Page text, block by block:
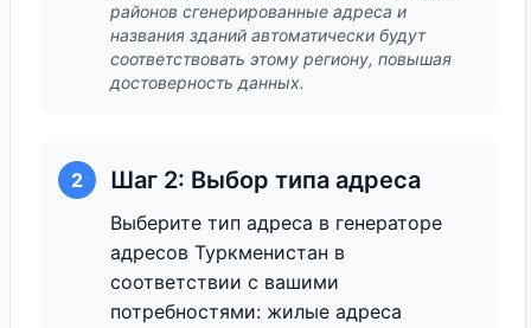
районов сгенерированные адреса и
названия зданий автоматически будут
соответствовать этому региону, повышая
достоверность данных.
2 Шаг 2: Выбор типа адреса
Выберите тип адреса в генераторе
адресов Туркменистан в
соответствии с вашими
потребностями: жилые адреса